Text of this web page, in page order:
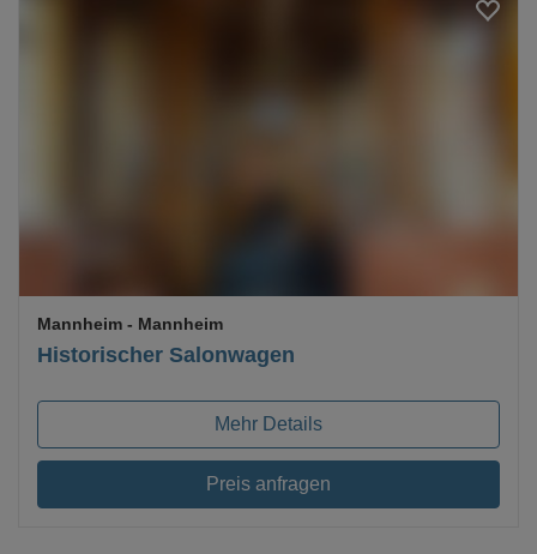
Historischer Salonwagen
Mannheim - Mannheim
Mehr Details
Preis anfragen